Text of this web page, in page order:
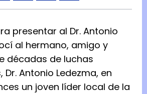
presentar al Dr. Antonio
al hermano, amigo y
décadas de luchas
Antonio Ledezma, en
un joven líder local de la